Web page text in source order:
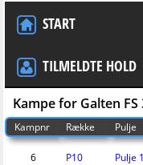
START
TILMELDTE HOLD
Kampe for Galten FS
Kampnr Række Pulje
6 P10 Pulje